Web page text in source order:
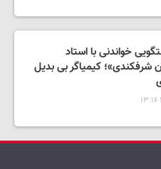
خواندنی با استاد
شرفکندی»؛ کیمیاگر بی بدیل